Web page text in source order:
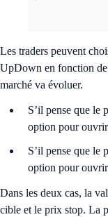
Les traders peuvent
UpDown en fonction
marché va évoluer.
S’il pense que le
option pour
S’il pense que le
option pour
Dans les deux cas, la
cible et le prix stop. La